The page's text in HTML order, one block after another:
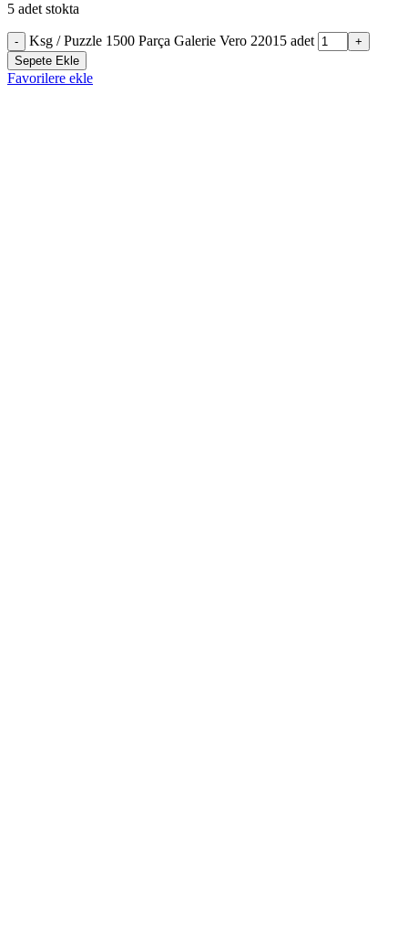
5 adet stokta
- Ksg / Puzzle 1500 Parça Galerie Vero 22015 adet
+
Sepete Ekle
Favorilere ekle